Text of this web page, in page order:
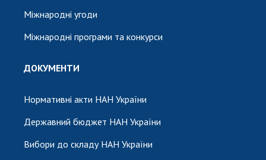
Міжнародні угоди
Міжнародні програми та конкурси
ДОКУМЕНТИ
Нормативні акти НАН України
Державний бюджет НАН України
Вибори до складу НАН України